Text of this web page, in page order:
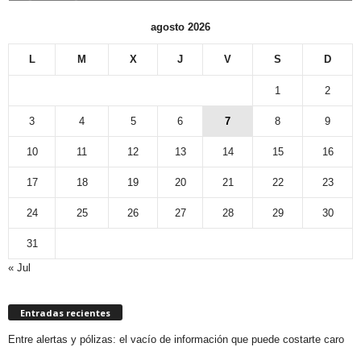
agosto 2026
L M X J V S D
1 2
3 4 5 6 7 8 9
10 11 12 13 14 15 16
17 18 19 20 21 22 23
24 25 26 27 28 29 30
31
« Jul
Entradas recientes
Entre alertas y pólizas: el vacío de información que puede costarte caro